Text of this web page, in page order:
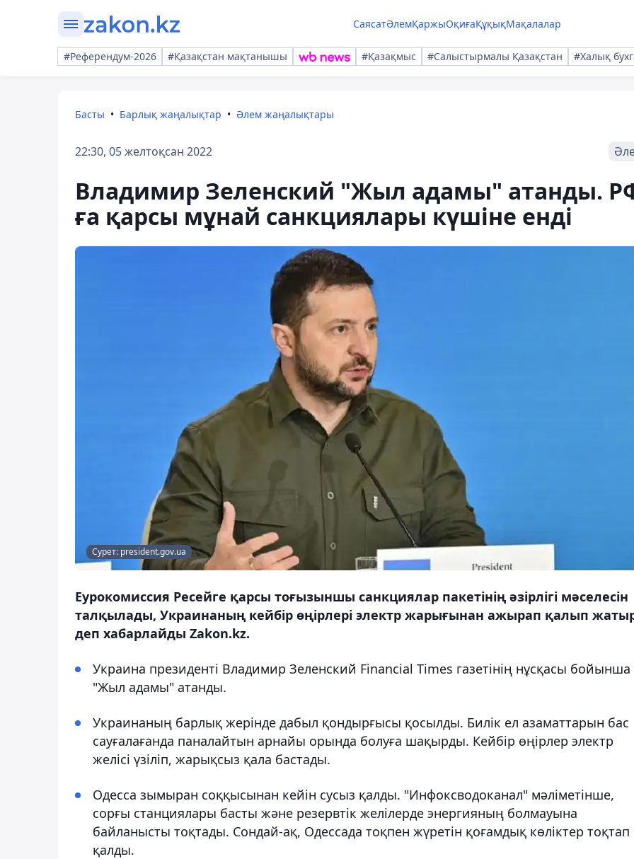
СаясатӘлемҚаржыОқиғаҚұқықМақалалар
#Референдум-2026 #Қазақстан мақтанышы #Қазақмыс #Салыстырмалы Қазақстан #Халық
Басты Барлық жаңалықтар Әлем жаңалықтары
22:30, 05 желтоқсан 2022
Владимир Зеленский "Жыл адамы" атанды.
ға қарсы мұнай санкциялары күшіне енді
Сурет: president.gov.ua
Еурокомиссия Ресейге қарсы тоғызыншы санкциялар пакетінің әзірлігі мәселесін
талқылады, Украинаның кейбір өңірлері электр жарығынан ажырап қалып
деп хабарлайды Zakon.kz.
Украина президенті Владимир Зеленский Financial Times газетінің нұсқасы бойынша
"Жыл адамы" атанды.
Украинаның барлық жерінде дабыл қондырғысы қосылды. Билік ел азаматтарын бас
сауғалағанда паналайтын арнайы орында болуға шақырды. Кейбір өңірлер электр
желісі үзіліп, жарықсыз қала бастады.
Одесса зымыран соққысынан кейін сусыз қалды. "Инфоксводоканал" мәліметінше,
сорғы станциялары басты және резервтік желілерде энергияның болмауына
байланысты тоқтады. Сондай-ақ, Одессада тоқпен жүретін қоғамдық көліктер тоқтап
қалды.